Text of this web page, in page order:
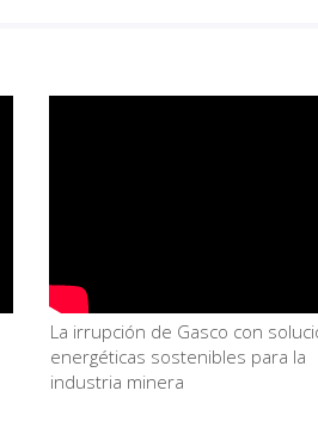
La irrupción de Gasco con
energéticas sostenibles para la
industria minera